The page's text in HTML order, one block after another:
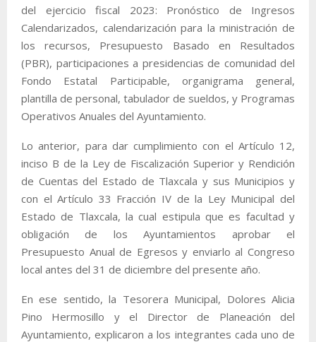
del ejercicio fiscal 2023: Pronóstico de Ingresos
Calendarizados, calendarización para la ministración de
los recursos, Presupuesto Basado en Resultados
(PBR), participaciones a presidencias de comunidad del
Fondo Estatal Participable, organigrama general,
plantilla de personal, tabulador de sueldos, y Programas
Operativos Anuales del Ayuntamiento.
Lo anterior, para dar cumplimiento con el Artículo 12,
inciso B de la Ley de Fiscalización Superior y Rendición
de Cuentas del Estado de Tlaxcala y sus Municipios y
con el Artículo 33 Fracción IV de la Ley Municipal del
Estado de Tlaxcala, la cual estipula que es facultad y
obligación de los Ayuntamientos aprobar el
Presupuesto Anual de Egresos y enviarlo al Congreso
local antes del 31 de diciembre del presente año.
En ese sentido, la Tesorera Municipal, Dolores Alicia
Pino Hermosillo y el Director de Planeación del
Ayuntamiento, explicaron a los integrantes cada uno de